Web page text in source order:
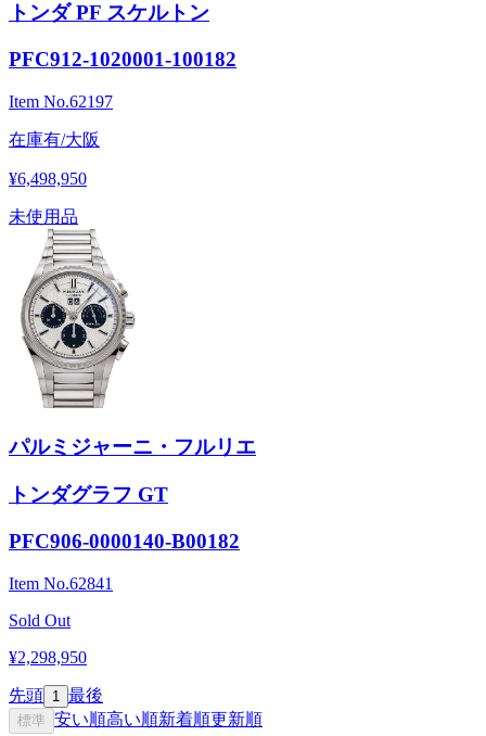
トンダ PF スケルトン
PFC912-1020001-100182
Item No.62197
在庫有/大阪
¥6,498,950
未使用品
パルミジャーニ・フルリエ
トンダグラフ GT
PFC906-0000140-B00182
Item No.62841
Sold Out
¥2,298,950
先頭 1 最後
標準 安い順高い順新着順更新順